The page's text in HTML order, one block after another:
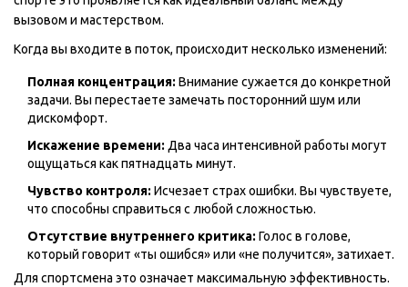
вызовом и мастерством.
Когда вы входите в поток, происходит несколько изменений:
Полная концентрация: Внимание сужается до конкретной
задачи. Вы перестаете замечать посторонний шум или
дискомфорт.
Искажение времени: Два часа интенсивной работы могут
ощущаться как пятнадцать минут.
Чувство контроля: Исчезает страх ошибки. Вы чувствуете,
что способны справиться с любой сложностью.
Отсутствие внутреннего критика: Голос в голове,
который говорит «ты ошибся» или «не получится», затихает.
Для спортсмена это означает максимальную эффективность.